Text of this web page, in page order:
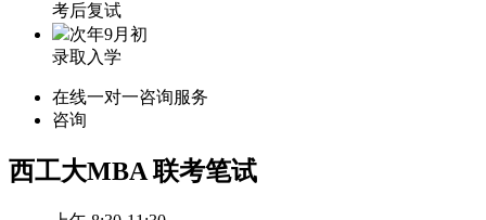
考后复试
次年9月初
录取入学
在线一对一咨询服务
咨询
西工大MBA联考笔试